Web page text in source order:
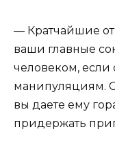
— Кратчайшие
ваши главные
человеком, если
манипуляциям.
вы даете ему
придержать